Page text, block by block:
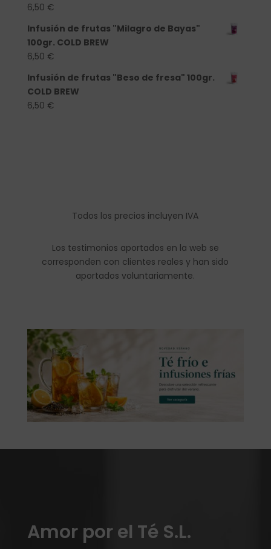
6,50 €
Infusión de frutas "Milagro de Bayas"
100gr. COLD BREW
6,50 €
Infusión de frutas "Beso de fresa" 100gr.
COLD BREW
6,50 €
Todos los precios incluyen IVA
Los testimonios aportados en la web se
corresponden con clientes reales y han sido
aportados voluntariamente.
Amor por el Té S.L.